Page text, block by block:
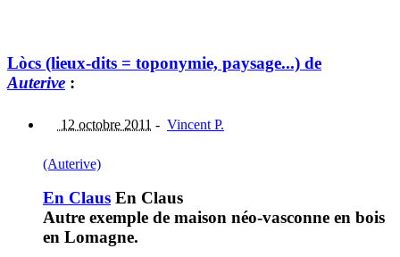
Lòcs (lieux-dits = toponymie, paysage...) de
Auterive :
12 octobre 2011 - Vincent P.
(Auterive)
En Claus En Claus
Autre exemple de maison néo-vasconne en bois
en Lomagne.